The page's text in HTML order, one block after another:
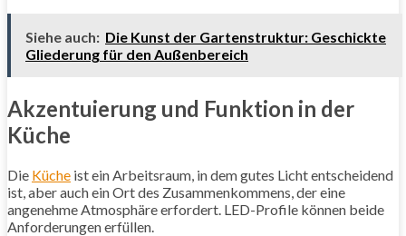
Siehe auch: Die Kunst der Gartenstruktur: Geschickte
Gliederung für den Außenbereich
Akzentuierung und Funktion in der
Küche
Die Küche ist ein Arbeitsraum, in dem gutes Licht entscheidend
ist, aber auch ein Ort des Zusammenkommens, der eine
angenehme Atmosphäre erfordert. LED-Profile können beide
Anforderungen erfüllen.